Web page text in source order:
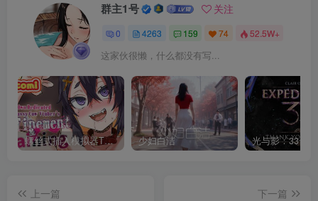
群主1号 关注
0 4263 159 74 52.5W+
这家伙很懒，什么都没有写...
螺丝式插入模拟器TMA02 少妇白洁
上一篇
下一篇